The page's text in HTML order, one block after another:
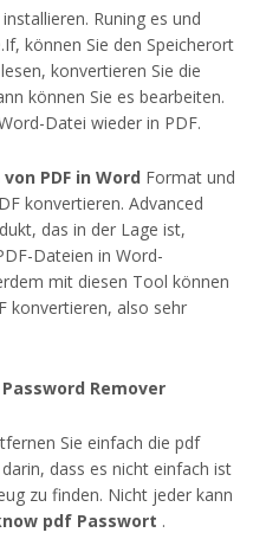
Runing es und
können Sie den Speicherort
konvertieren Sie die
können Sie es bearbeiten.
Datei wieder in PDF.
PDF in Word Format und
konvertieren. Advanced
das in der Lage ist,
Dateien in Word-
mit diesen Tool können
konvertieren, also sehr
Remover
Sie einfach die pdf
dass es nicht einfach ist
zu finden. Nicht jeder kann
pdf Passwort .